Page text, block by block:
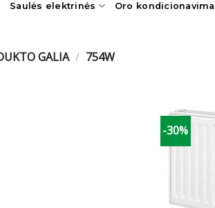
Saulės elektrinės Oro
GALIA / 754W
-30%